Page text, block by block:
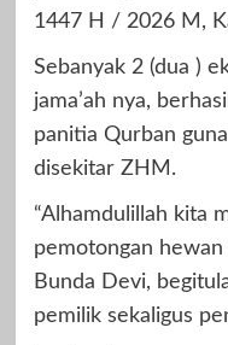
1447 H / 2026 M,
Sebanyak 2 (dua )
jama’ah nya,
panitia Qurban
disekitar ZHM.
“Alhamdulillah kita
pemotongan
Bunda Devi,
pemilik sekaligus